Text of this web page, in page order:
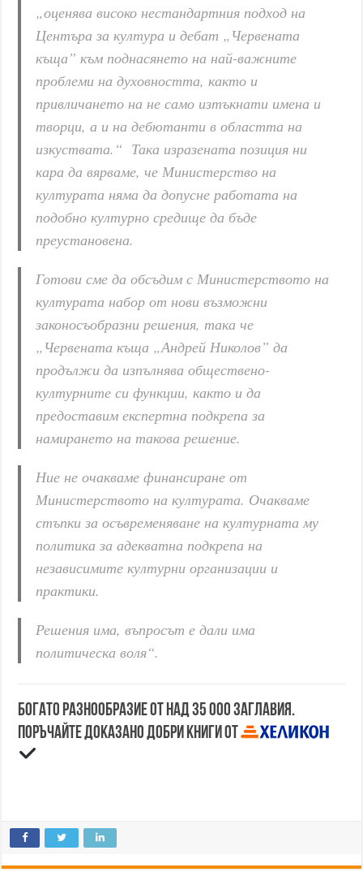
„оценява високо нестандартния подход на
Центъра за култура и дебат „Червената
къща” към поднасянето на най-важните
проблеми на духовността, както и
привличането на не само изтъкнати имена и
творци, а и на дебютанти в областта на
изкуствата.“ Така изразената позиция ни
кара да вярваме, че Министерство на
културата няма да допусне работата на
подобно културно средище да бъде
преустановена.
Готови сме да обсъдим с Министерството на
културата набор от нови възможни
законосъобразни решения, така че
„Червената къща „Андрей Николов” да
продължи да изпълнява обществено-
културните си функции, както и да
предоставим експертна подкрепа за
намирането на такова решение.
Ние не очакваме финансиране от
Министерството на културата. Очакваме
стъпки за осъвременяване на културната му
политика за адекватна подкрепа на
независимите културни организации и
практики.
Решения има, въпросът е дали има
политическа воля“.
Богато разнообразие от над 35 000 заглавия.
Поръчайте доказано добри книги от